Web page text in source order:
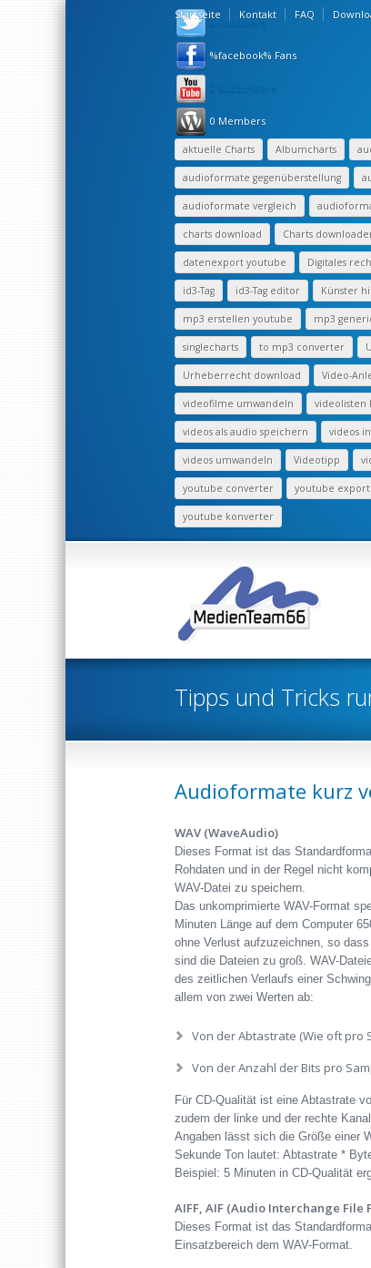
Startseite Kontakt FAQ
0 Followers
%facebook% Fans
0 Subscribers
0 Members
aktuelle Charts Albumcharts
audioformate gegenüberstellung
audioformate vergleich
charts download Charts
datenexport youtube Digitales
id3-Tag id3-Tag editor Künster
mp3 erstellen youtube mp3
singlecharts to mp3 converter
Urheberrecht download Video-
videofilme umwandeln videolisten
videos als audio speichern videos
videos umwandeln Videotipp
youtube converter youtube
youtube konverter
Tipps und Tricks
Audioformate kurz
WAV (WaveAudio)
Dieses Format ist das
Rohdaten und in der Regel nicht
WAV-Datei zu speichern.
Das unkomprimierte WAV-Format
Minuten Länge auf dem Computer
ohne Verlust aufzuzeichnen, so
sind die Dateien zu groß. WAV-
des zeitlichen Verlaufs einer
allem von zwei Werten ab:
Von der Abtastrate (Wie oft pro
Von der Anzahl der Bits pro
Für CD-Qualität ist eine Abtastrate
zudem der linke und der rechte
Angaben lässt sich die Größe einer
Sekunde Ton lautet: Abtastrate *
Beispiel: 5 Minuten in CD-Qualität
AIFF, AIF (Audio Interchange File
Dieses Format ist das
Einsatzbereich dem WAV-Format.